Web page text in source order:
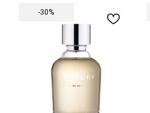
-30%